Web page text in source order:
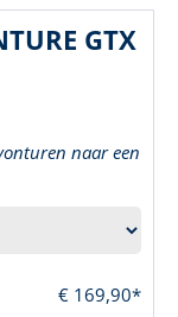
GTX
naar een
€ 169,90*